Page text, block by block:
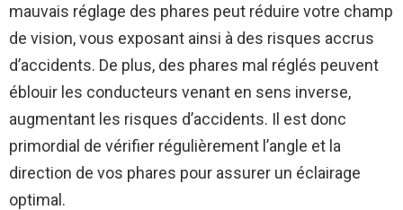
mauvais réglage des phares peut réduire votre champ
de vision, vous exposant ainsi à des risques accrus
d’accidents. De plus, des phares mal réglés peuvent
éblouir les conducteurs venant en sens inverse,
augmentant les risques d’accidents. Il est donc
primordial de vérifier régulièrement l’angle et la
direction de vos phares pour assurer un éclairage
optimal.